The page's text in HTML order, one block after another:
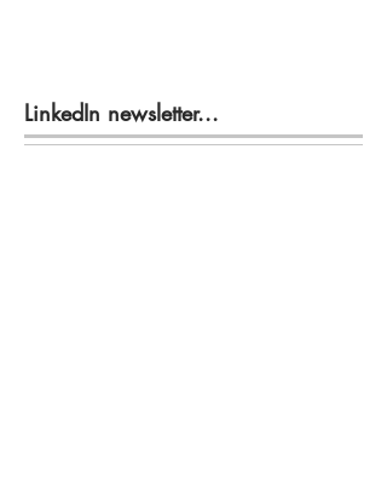
LinkedIn newsletter...